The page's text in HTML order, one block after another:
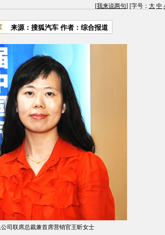
[我来说两句] [字号： 大 中
来源： 搜狐汽车 作者：综合报道
司联席总裁兼首席营销官王昕女士